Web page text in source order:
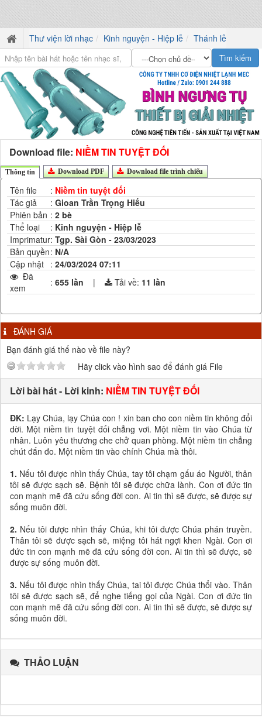
Thư viện lời nhạc Kinh nguyện - Hiệp lễ Thánh lễ
Download file: NIỀM TIN TUYỆT ĐỐI
Thông tin Download PDF Download file trình chiếu
Tên file : Niềm tin tuyệt đối
Tác giả
: Gioan Trần Trọng Hiếu
Phiên bản : 2 bè
Thể loại
: Kinh nguyện - Hiệp lễ
Imprimatur: Tgp. Sài Gòn - 23/03/2023
Bản quyền: N/A
Cập nhật : 24/03/2024 07:11
Đã
xem
: 655 lần | Tải về: 11 lần
ĐÁNH GIÁ
Bạn đánh giá thế nào về file này?
Hãy click vào hình sao để đánh giá File
Lời bài hát - Lời kinh: NIỀM TIN TUYỆT ĐỐI
ĐK: Lạy Chúa, lạy Chúa con ! xin ban cho con niềm tin không đổi
dời. Một niềm tin tuyệt đối chẳng vơi. Một niềm tin vào Chúa từ
nhân. Luôn yêu thương che chở quan phòng. Một niềm tin chẳng
chút đắn đo. Một niềm tin vào chính Chúa mà thôi.
1. Nếu tôi được nhìn thấy Chúa, tay tôi chạm gấu áo Người, thân
tôi sẽ được sạch sẽ. Bệnh tôi sẽ được chữa lành. Con ơi đức tin
con mạnh mẽ đã cứu sống đời con. Ai tin thì sẽ được, sẽ được sự
sống muôn đời.
2. Nếu tôi được nhìn thấy Chúa, khi tôi được Chúa phán truyền.
Thân tôi sẽ được sạch sẽ, miệng tôi hát ngợi khen Ngài. Con ơi
đức tin con mạnh mẽ đã cứu sống đời con. Ai tin thì sẽ được, sẽ
được sự sống muôn đời.
3. Nếu tôi được nhìn thấy Chúa, tai tôi được Chúa thổi vào. Thân
tôi sẽ được sạch sẽ, để nghe tiếng gọi của Ngài. Con ơi đức tin
con mạnh mẽ đã cứu sống đời con. Ai tin thì sẽ được, sẽ được sự
sống muôn đời.
THẢO LUẬN